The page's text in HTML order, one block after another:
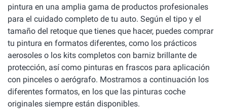
pintura en una amplia gama de productos profesionales
para el cuidado completo de tu auto. Según el tipo y el
tamaño del retoque que tienes que hacer, puedes comprar
tu pintura en formatos diferentes, como los prácticos
aerosoles o los kits completos con barniz brillante de
protección, así como pinturas en frascos para aplicación
con pinceles o aerógrafo. Mostramos a continuación los
diferentes formatos, en los que las pinturas coche
originales siempre están disponibles.